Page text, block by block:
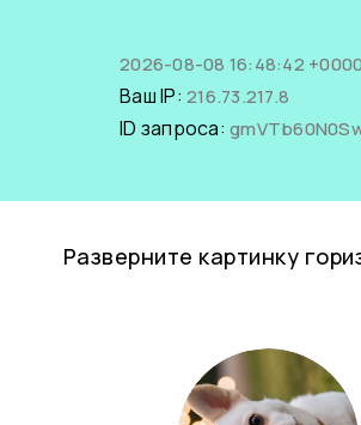
2026-08-08 16:48:42 +0000
Ваш IP: 216.73.217.8
ID запроса:
Разверните картинку